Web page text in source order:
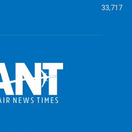
33,717